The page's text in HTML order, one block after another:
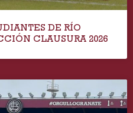
DE RÍO
CLAUSURA 2026